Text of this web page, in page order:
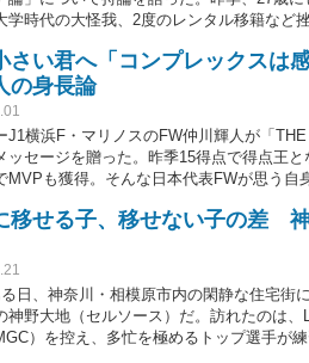
学時代の大怪我、2度のレンタル移籍など
る方法」の体験談を語った。
さい君へ「コンプレックス
の身長論
J1横浜F・マリノスのFW仲川輝人が「
ッセージを贈った。昨季15得点で得点王
MVPも獲得。そんな日本代表FWが思う自
移せる子、移せない子の差
日、神奈川・相模原市内の閑静な住宅街
神野大地（セルソース）だ。訪れたのは
）を控え、多忙を極めるトップ選手が